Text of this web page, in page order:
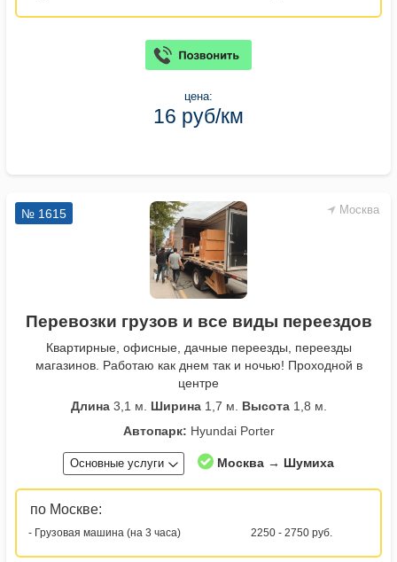
цена:
16 руб/км
Москва
№ 1615
Перевозки грузов и все виды переездов
Квартирные, офисные, дачные переезды, переезды
магазинов. Работаю как днем так и ночью! Проходной в
центре
Длина3,1 м. Ширина1,7 м. Высота1,8 м.
Автопарк: Hyundai Porter
Основные услуги Москва → Шумиха
по Москве:
- Грузовая машина (на 3 часа) 2250 - 2750 руб.